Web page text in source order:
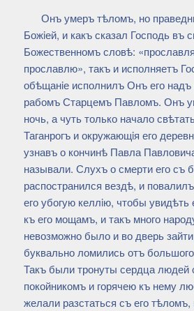
Онъ умеръ тѣломъ, но
Божiей, и какъ сказал Господь въ
Божественномъ словѣ:
прославлю», такъ и исполняетъ
обѣщанiе исполнилъ Онъ его
рабомъ Старцемъ Павломъ. Онъ
ночь, а чуть только начало
Таганрогъ и окружающiя его
узнавъ о кончинѣ Павла
называли. Слухъ о смерти его съ
распостранился вездѣ, и
его убогую келлiю, чтобы увидѣть
къ его мощамъ, и такъ много
невозможно было и во дверь
буквально ломились отъ
Такъ были тронуты сердца людей
покойникомъ и горячею къ нему
желали разстаться съ его